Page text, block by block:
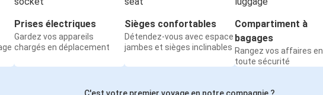
Prises électriques
Gardez vos appareils
chargés en déplacement
Sièges confortables
Détendez-vous avec espace
jambes et sièges inclinables
Compartiment à
bagages
Rangez vos affaires en
toute sécurité